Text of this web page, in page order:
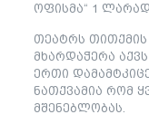
ოფისმა“ 1
თეატრს
მხარდაჭერა
ერთი
ნათქვამია რომ
მშენებლობას.